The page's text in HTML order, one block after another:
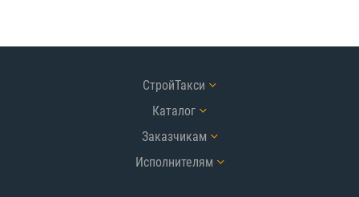
СтройТакси
Каталог
Заказчикам
Исполнителям